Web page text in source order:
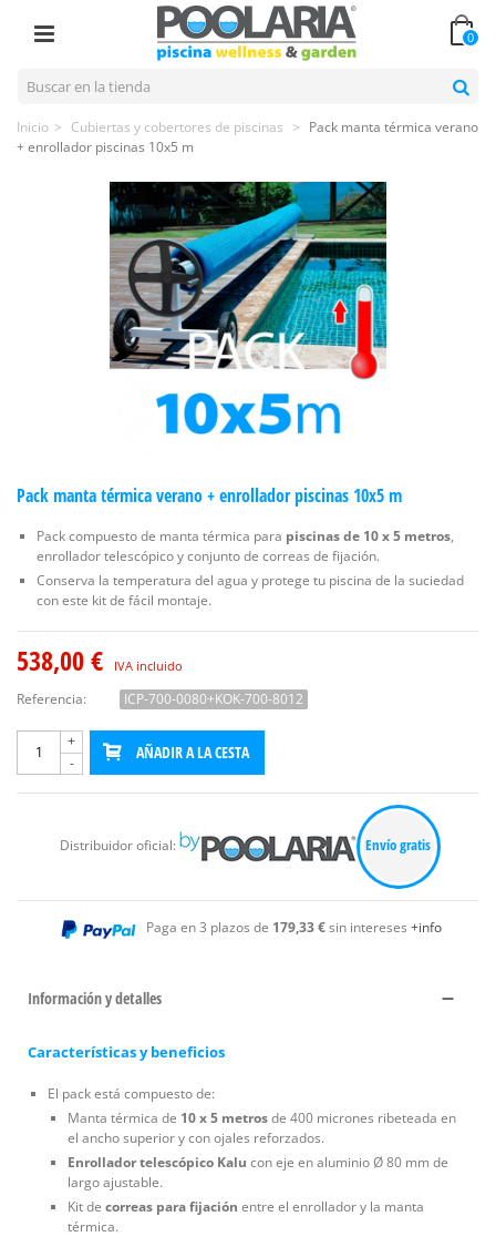
0
Inicio > Cubiertas y cobertores de piscinas > Pack manta térmica verano
+ enrollador piscinas 10x5 m
Pack manta térmica verano + enrollador piscinas 10x5 m
Pack compuesto de manta térmica para piscinas de 10 x 5 metros,
enrollador telescópico y conjunto de correas de fijación.
Conserva la temperatura del agua y protege tu piscina de la suciedad
con este kit de fácil montaje.
538,00 € IVA incluido
Referencia: ICP-700-0080+KOK-700-8012
-
+
AÑADIR A LA CESTA
Distribuidor oficial: Envío gratis
Paga en 3 plazos de 179,33 €sin intereses +info
Información y detalles
Características y beneficios
El pack está compuesto de:
Manta térmica de 10 x 5 metrosde 400 micrones ribeteada en
el ancho superior y con ojales reforzados.
Enrollador telescópico Kalu con eje en aluminio Ø 80 mm de
largo ajustable.
Kit de correas para fijación entre el enrollador y la manta
térmica.